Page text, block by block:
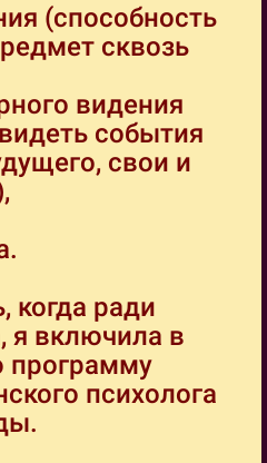
(способность
сквозь
видения
события
свои и
когда ради
я включила в
психолога